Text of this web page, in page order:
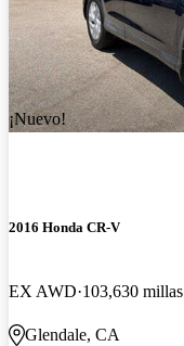
¡Nuevo!
2016 Honda CR-V
EX AWD 103,630 millas
Glendale, CA